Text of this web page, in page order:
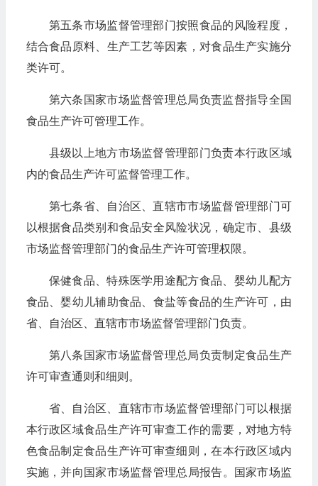
第五条市场监督管理部门按照食品的风险程度，
结合食品原料、生产工艺等因素，对食品生产实施分
类许可。
第六条国家市场监督管理总局负责监督指导全国
食品生产许可管理工作。
县级以上地方市场监督管理部门负责本行政区域
内的食品生产许可监督管理工作。
第七条省、自治区、直辖市市场监督管理部门可
以根据食品类别和食品安全风险状况，确定市、县级
市场监督管理部门的食品生产许可管理权限。
保健食品、特殊医学用途配方食品、婴幼儿配方
食品、婴幼儿辅助食品、食盐等食品的生产许可，由
省、自治区、直辖市市场监督管理部门负责。
第八条国家市场监督管理总局负责制定食品生产
许可审查通则和细则。
省、自治区、直辖市市场监督管理部门可以根据
本行政区域食品生产许可审查工作的需要，对地方特
色食品制定食品生产许可审查细则，在本行政区域内
实施，并向国家市场监督管理总局报告。国家市场监